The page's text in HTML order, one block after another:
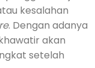
kesalahan
. Dengan adanya
akan
setelah